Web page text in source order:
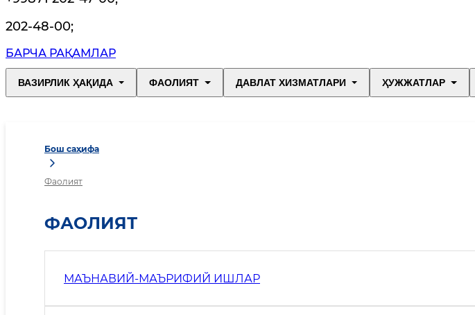
202-48-00;
БАРЧА РАҚАМЛАР
ВАЗИРЛИК ҲАҚИДА ФАОЛИЯТ ДАВЛАТ ХИЗМАТЛАРИ ҲУЖЖАТЛАР
Бош саҳифа
Фаолият
ФАОЛИЯТ
МАЪНАВИЙ-МАЪРИФИЙ ИШЛАР